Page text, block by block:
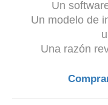
Un
Un modelo de
Una razón